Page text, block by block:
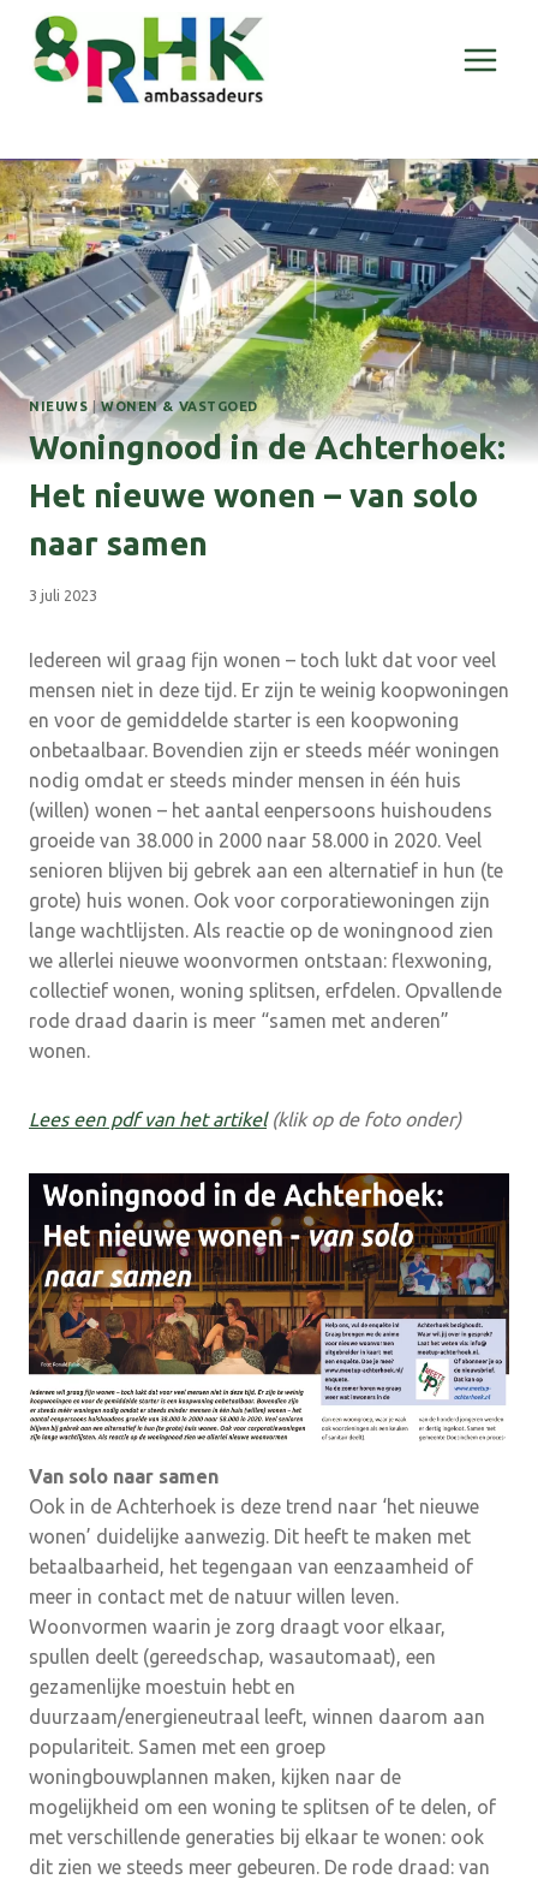
Doorgaan
naar
inhoud
NIEUWS |WONEN & VASTGOED
Woningnood in de Achterhoek:
Het nieuwe wonen – van solo
naar samen
3 juli 2023
Iedereen wil graag fijn wonen – toch lukt dat voor veel
mensen niet in deze tijd. Er zijn te weinig koopwoningen
en voor de gemiddelde starter is een koopwoning
onbetaalbaar. Bovendien zijn er steeds méér woningen
nodig omdat er steeds minder mensen in één huis
(willen) wonen – het aantal eenpersoons huishoudens
groeide van 38.000 in 2000 naar 58.000 in 2020. Veel
senioren blijven bij gebrek aan een alternatief in hun (te
grote) huis wonen. Ook voor corporatiewoningen zijn
lange wachtlijsten. Als reactie op de woningnood zien
we allerlei nieuwe woonvormen ontstaan: flexwoning,
collectief wonen, woning splitsen, erfdelen. Opvallende
rode draad daarin is meer “samen met anderen”
wonen.
Lees een pdf van het artikel(klik op de foto onder)
Van solo naar samen
Ook in de Achterhoek is deze trend naar ‘het nieuwe
wonen’ duidelijke aanwezig. Dit heeft te maken met
betaalbaarheid, het tegengaan van eenzaamheid of
meer in contact met de natuur willen leven.
Woonvormen waarin je zorg draagt voor elkaar,
spullen deelt (gereedschap, wasautomaat), een
gezamenlijke moestuin hebt en
duurzaam/energieneutraal leeft, winnen daarom aan
populariteit. Samen met een groep
woningbouwplannen maken, kijken naar de
mogelijkheid om een woning te splitsen of te delen, of
met verschillende generaties bij elkaar te wonen: ook
dit zien we steeds meer gebeuren. De rode draad: van